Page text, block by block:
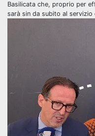
Basilicata che, proprio per
sarà sin da subito al servizio